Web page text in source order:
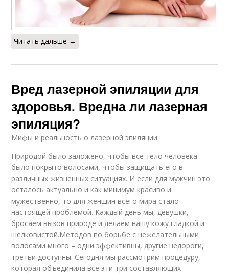
Читать дальше →
Вред лазерной эпиляции для
здоровья. Вредна ли лазерная
эпиляция?
Мифы и реальность о лазерной эпиляции
Природой было заложено, чтобы все тело человека
было покрыто волосами, чтобы защищать его в
различных жизненных ситуациях. И если для мужчин это
осталось актуально и как минимум красиво и
мужественно, то для женщин всего мира стало
настоящей проблемой. Каждый день мы, девушки,
бросаем вызов природе и делаем нашу кожу гладкой и
шелковистой.Методов по борьбе с нежелательными
волосами много – одни эффективны, другие недороги,
третьи доступны. Сегодня мы рассмотрим процедуру,
которая объединила все эти три составляющих –